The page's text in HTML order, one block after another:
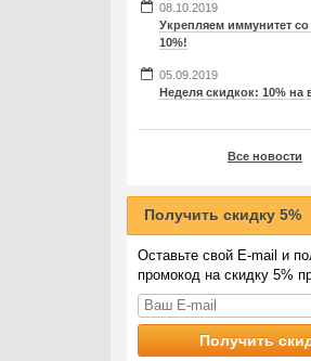
08.10.2019
Укрепляем иммунитет со
10%!
05.09.2019
Неделя скидкок: 10% на
Все новости
Получить скидку 5%
Оставьте свой E-mail и
промокод на скидку 5%